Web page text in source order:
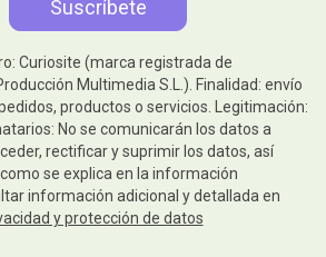
Curiosite (marca registrada de
Multimedia S.L.). Finalidad: envío
productos o servicios. Legitimación:
No se comunicarán los datos a
rectificar y suprimir los datos, así
se explica en la información
información adicional y detallada en
y protección de datos